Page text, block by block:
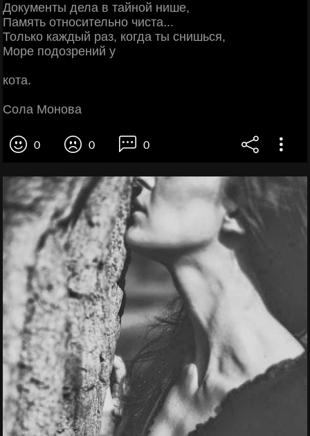
Документы дела в тайной нише,
Память относительно чиста...
Только каждый раз, когда ты снишься,
Море подозрений у
кота.
Сола Монова
0 0 0